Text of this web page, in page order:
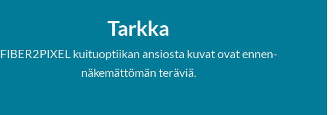
Tarkka
FIBER2PIXEL kuitu­optiikan ansiosta kuvat ovat ennen­
näkemättömän teräviä.